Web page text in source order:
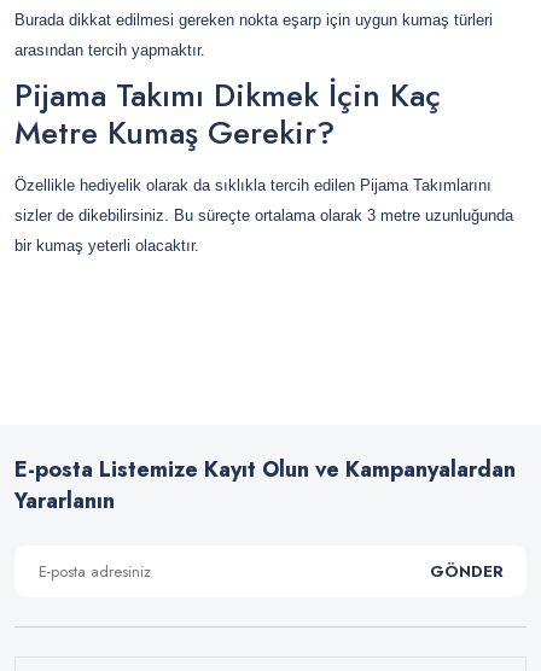
Burada dikkat edilmesi gereken nokta eşarp için uygun kumaş türleri
arasından tercih yapmaktır.
Pijama Takımı Dikmek İçin Kaç
Metre Kumaş Gerekir?
Özellikle hediyelik olarak da sıklıkla tercih edilen Pijama Takımlarını
sizler de dikebilirsiniz. Bu süreçte ortalama olarak 3 metre uzunluğunda
bir kumaş yeterli olacaktır.
E-posta Listemize Kayıt Olun ve Kampanyalardan
Yararlanın
GÖNDER